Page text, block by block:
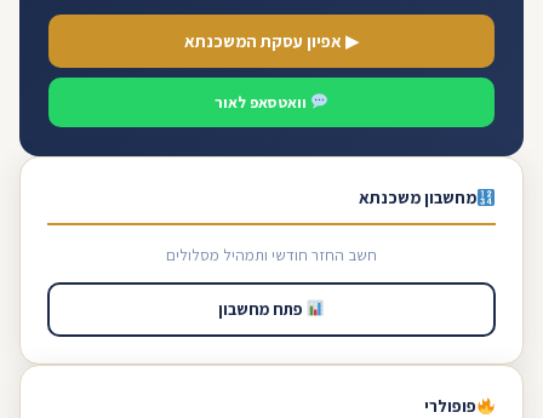
▶ אפיון עסקת המשכנתא
וואטסאפ לאור
מחשבון משכנתא
חשב החזר חודשי ותמהיל מסלולים
פתח מחשבון
פופולרי